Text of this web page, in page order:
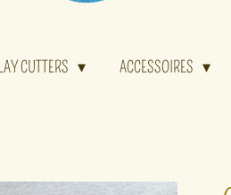
CUTTERS ACCESSOIRES